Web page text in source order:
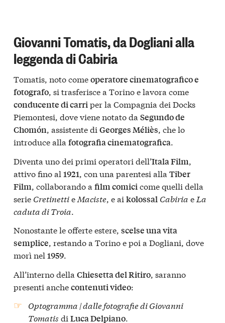
Giovanni Tomatis, da Dogliani alla
leggenda di Cabiria
Tomatis, noto comeoperatore cinematografico e
fotografo, si trasferisce a Torino e lavora come
conducente di carriper la Compagnia dei Docks
Piemontesi, dove viene notato da Segundo de
Chomón, assistente di Georges Méliès, che lo
introduce alla fotografia cinematografica.
Diventa uno dei primi operatori dell’Itala Film,
attivo fino al 1921, con una parentesi alla Tiber
Film, collaborando a film comicicome quelli della
serie CretinettieMaciste, e ai kolossal Cabiria e La
caduta di Troia.
Nonostante le offerte estere, scelse una vita
semplice, restando a Torino e poi a Dogliani, dove
morì nel 1959.
All’interno della Chiesetta del Ritiro, saranno
presenti anchecontenuti video:
Optogramma | dalle fotografie di Giovanni
Tomatis diLuca Delpiano.